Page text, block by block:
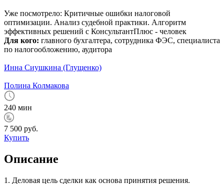
Уже посмотрело: Критичные ошибки налоговой
оптимизации. Анализ судебной практики. Алгоритм
эффективных решений с КонсультантПлюс - человек
Для кого: главного бухгалтера, сотрудника ФЭС, специалиста
по налогообложению, аудитора
Инна Сиушкина (Глущенко)
Полина Колмакова
240 мин
7 500 руб.
Купить
Описание
1. Деловая цель сделки как основа принятия решения.